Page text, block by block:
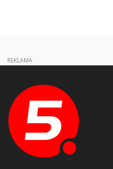
REKLAMA